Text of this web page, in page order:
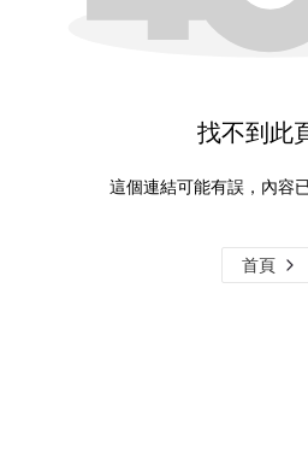
找不到此
這個連結可能有誤，內容
首頁